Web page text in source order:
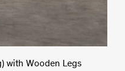
with Wooden Legs